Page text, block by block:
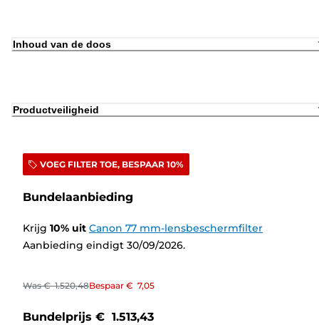
Inhoud van de doos
Productveiligheid
VOEG FILTER TOE, BESPAAR 10%
Bundelaanbieding
Krijg 10% uit Canon 77 mm-lensbeschermfilter
Aanbieding eindigt 30/09/2026.
Was€ 1.520,48Bespaar € 7,05
Bundelprijs € 1.513,43